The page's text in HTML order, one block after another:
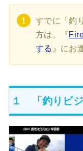
すでに「釣
方は、『
する 』にお
１ 「釣りビ